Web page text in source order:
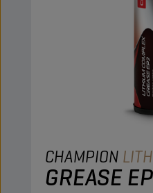
CHAMPION
GREASE